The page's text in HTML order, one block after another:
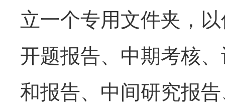
立一个专用文件夹，
开题报告、中期考核
和报告、中间研究报